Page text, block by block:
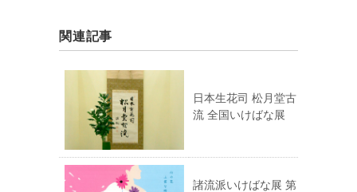
関連記事
日本生花司 松月堂古
流 全国いけばな展
諸流派いけばな展 第